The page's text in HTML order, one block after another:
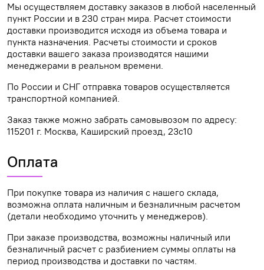
Мы осуществляем доставку заказов в любой населенный
пункт России и в 230 стран мира. Расчет стоимости
доставки производится исходя из объема товара и
пункта назначения. Расчеты стоимости и сроков
доставки вашего заказа производятся нашими
менеджерами в реальном времени.
По России и СНГ отправка товаров осуществляется
транспортной компанией.
Заказ также можно забрать самовывозом по адресу:
115201 г. Москва, Каширский проезд, 23с10
Оплата
При покупке товара из наличия с нашего склада,
возможна оплата наличным и безналичным расчетом
(детали необходимо уточнить у менеджеров).
При заказе производства, возможны наличный или
безналичный расчет с разбиением суммы оплаты на
период производства и доставки по частям.